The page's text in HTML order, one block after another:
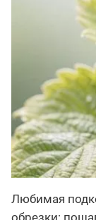
Любимая
обрезки: